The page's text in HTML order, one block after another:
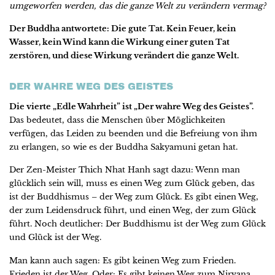
umgeworfen werden, das die ganze Welt zu verändern vermag?
Der Buddha antwortete: Die gute Tat. Kein Feuer, kein
Wasser, kein Wind kann die Wirkung einer guten Tat
zerstören, und diese Wirkung verändert die ganze Welt.
DER WAHRE WEG DES GEISTES
Die vierte „Edle Wahrheit” ist „Der wahre Weg des Geistes”.
Das bedeutet, dass die Menschen über Möglichkeiten
verfügen, das Leiden zu beenden und die Befreiung von ihm
zu erlangen, so wie es der Buddha Sakyamuni getan hat.
Der Zen-Meister Thich Nhat Hanh sagt dazu: Wenn man
glücklich sein will, muss es einen Weg zum Glück geben, das
ist der Buddhismus – der Weg zum Glück. Es gibt einen Weg,
der zum Leidensdruck führt, und einen Weg, der zum Glück
führt. Noch deutlicher: Der Buddhismu ist der Weg zum Glück
und Glück ist der Weg.
Man kann auch sagen: Es gibt keinen Weg zum Frieden.